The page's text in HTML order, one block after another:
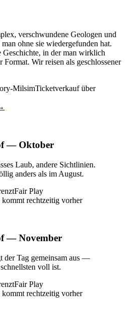
verschwundene Geologen und
ohne sie wiedergefunden hat.
Geschichte, in der man wirklich
Wir reisen als geschlossener
MilsimTicketverkauf über
— Oktober
Laub, andere Sichtlinien.
anders als im August.
Fair Play
kommt rechtzeitig vorher
— November
der Tag gemeinsam aus —
voll ist.
Fair Play
kommt rechtzeitig vorher